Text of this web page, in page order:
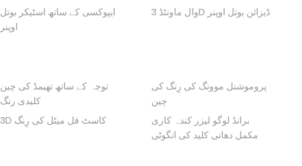
ایپوکسی کے ساتھ اسٹیکر بوتل
اوپنر
وال ماونٹڈ 3D ڈیزائن بوتل اوپنر
توجہ کے ساتھ تھیمڈ کی چین
کلیدی رنگ
پروموشنل موونگ کی رِنگ کی
چین
3D کاسٹ فل میٹل کی رِنگ
برانڈ لوگو لیزر کندہ کاری
مکمل دھاتی کلید کی انگوٹی